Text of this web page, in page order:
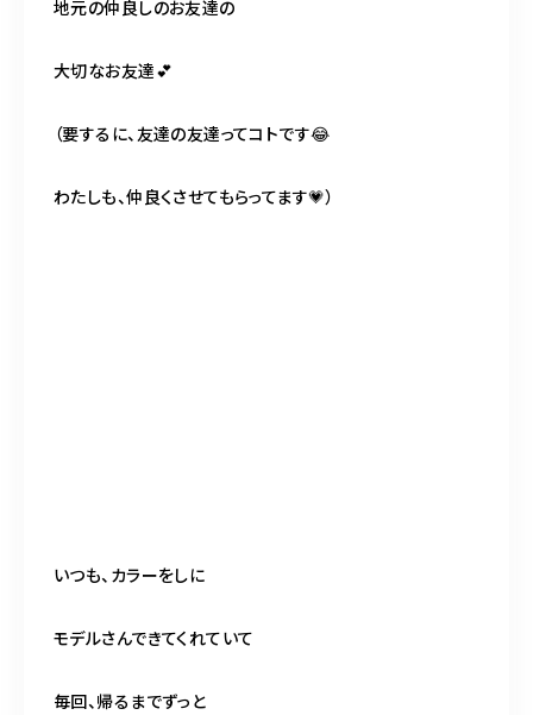
地元の仲良しのお友達の
大切なお友達💕
（要するに、友達の友達ってコトです😂
わたしも、仲良くさせてもらってます💗）
いつも、カラーをしに
モデルさんできてくれていて
毎回、帰るまでずっと